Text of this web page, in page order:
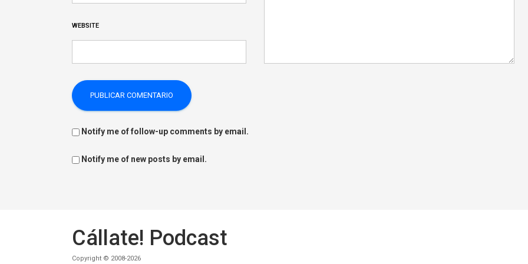
WEBSITE
Notify me of follow-up comments by email.
Notify me of new posts by email.
Cállate! Podcast
Copyright © 2008-2026